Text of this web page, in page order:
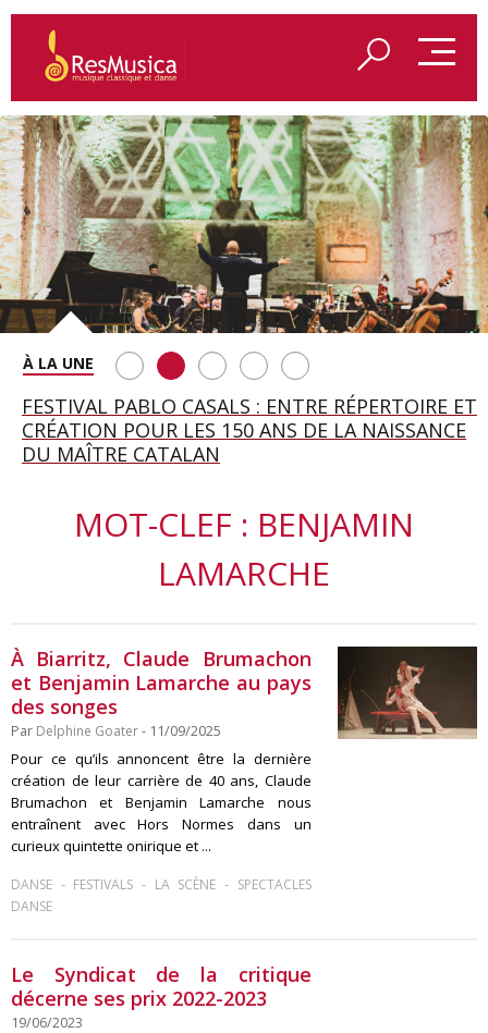
SAINT FRANÇOIS D’ASSISE À SALZBOURG, UNE
SOIRÉE IMMENSE PORTÉE PAR ROMEO
CASTELLUCCI ET MAXIME PASCAL
FESTIVAL PABLO CASALS : ENTRE RÉPERTOIRE ET
CRÉATION POUR LES 150 ANS DE LA NAISSANCE
DU MAÎTRE CATALAN
A BAYREUTH, LE 150E ANNIVERSAIRE DU RING
WAGNÉRIEN GÉNÉRÉ PAR L’IA
BETSY JOLAS FÊTE SON CENTIÈME
ANNIVERSAIRE
GEORGE BENJAMIN : « MES PARENTS AVAIENT
CETTE EXIGENCE DE L’OBJET CISELÉ »
MOT-CLEF : BENJAMIN
LAMARCHE
À Biarritz, Claude Brumachon
et Benjamin Lamarche au pays
des songes
Par Delphine Goater- 11/09/2025
Pour ce qu’ils annoncent être la dernière
création de leur carrière de 40 ans, Claude
Brumachon et Benjamin Lamarche nous
entraînent avec Hors Normes dans un
curieux quintette onirique et ...
DANSE - FESTIVALS - LA SCÈNE - SPECTACLES
DANSE
Le Syndicat de la critique
décerne ses prix 2022-2023
19/06/2023